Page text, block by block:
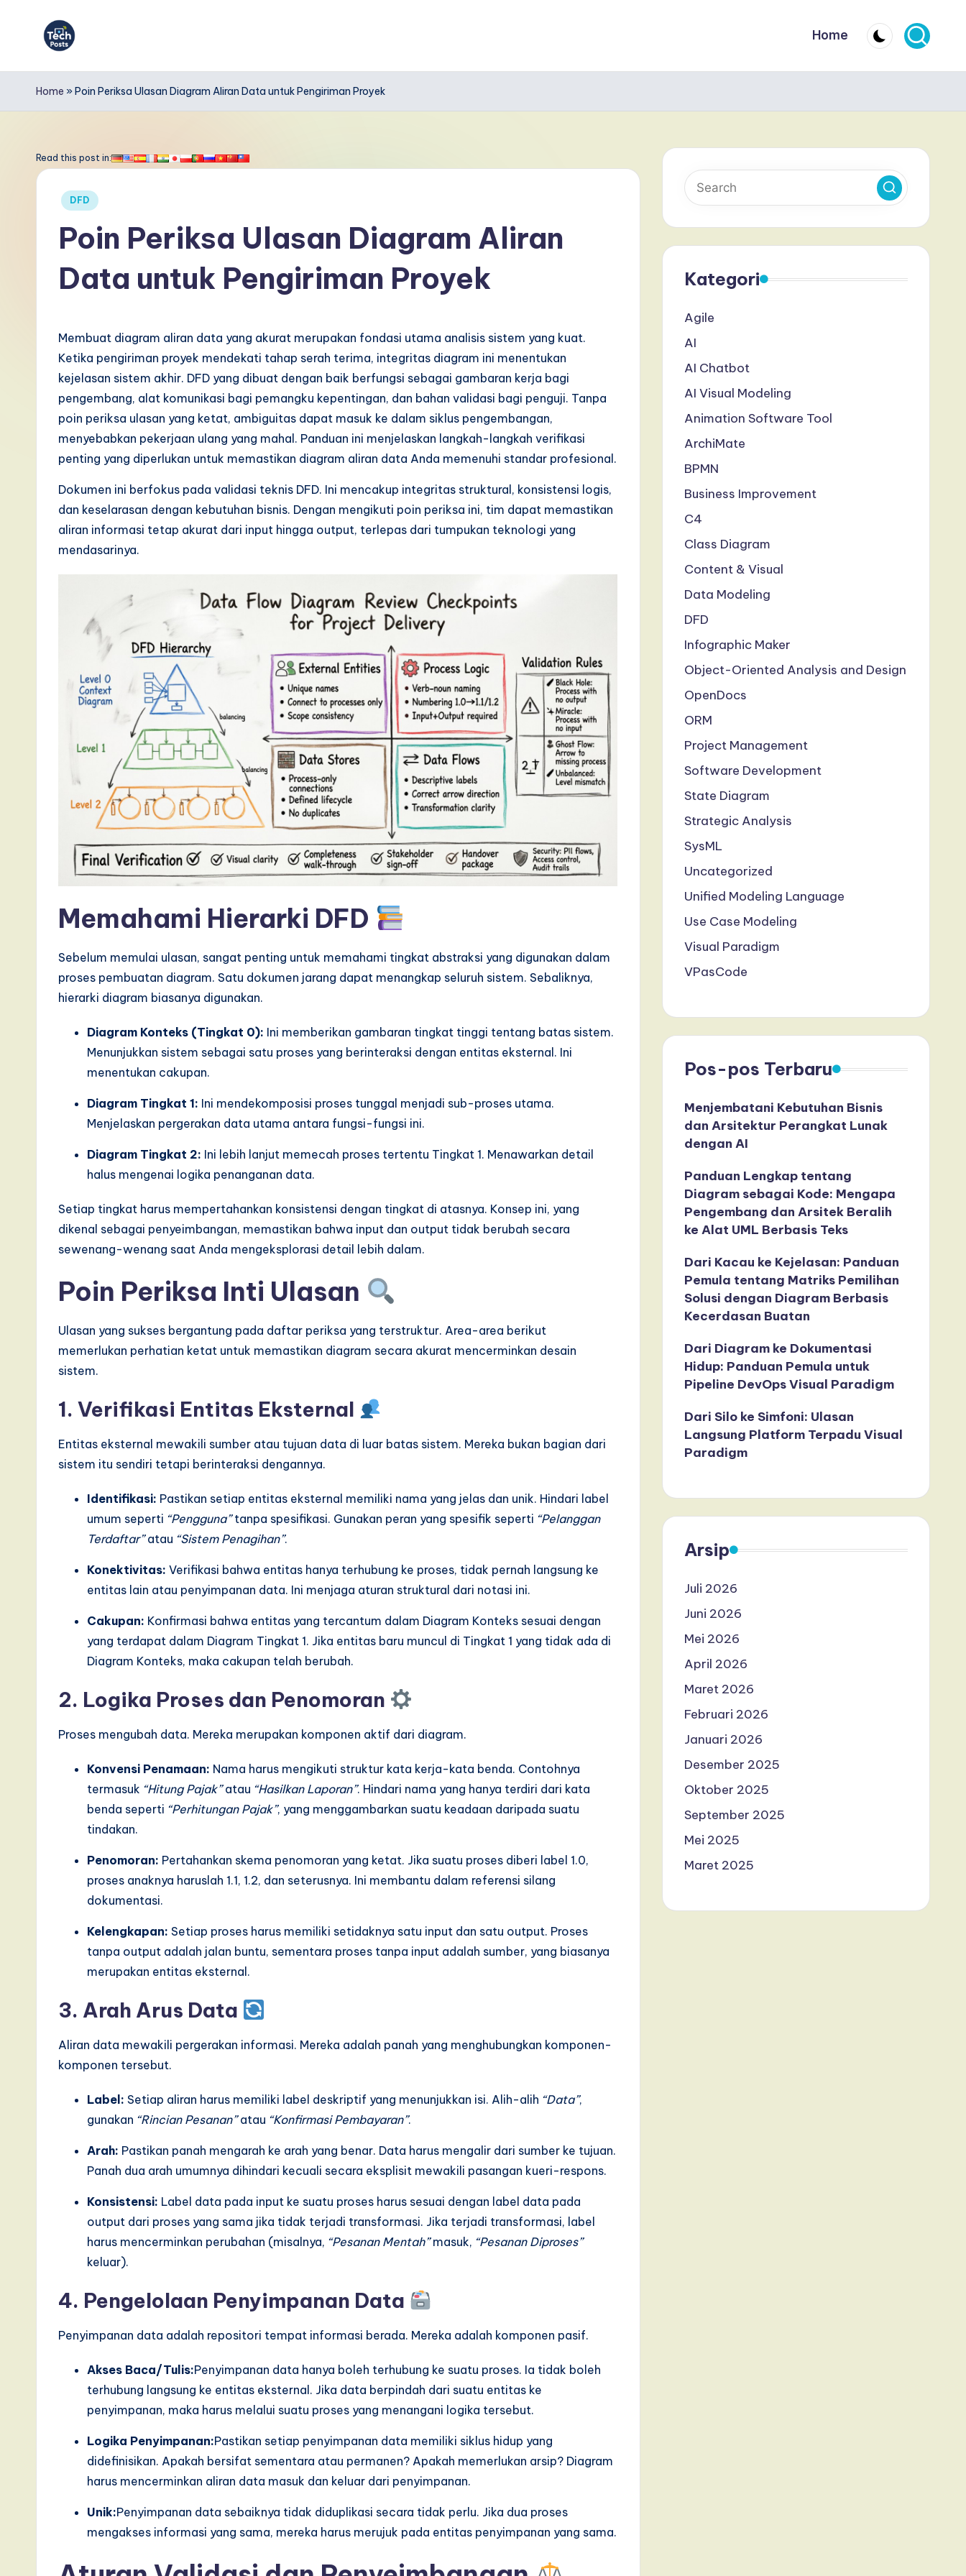
T
e
h
si
w
Home
Home » Poin Periksa Ulasan Diagram Aliran Data untuk Pengiriman Proyek
Read this post in:
Posted
DFD
Poin Periksa Ulasan Diagram Aliran
Data untuk Pengiriman Proyek
Membuat diagram aliran data yang akurat merupakan fondasi utama analisis sistem yang kuat.
Ketika pengiriman proyek mendekati tahap serah terima, integritas diagram ini menentukan
kejelasan sistem akhir. DFD yang dibuat dengan baik berfungsi sebagai gambaran kerja bagi
pengembang, alat komunikasi bagi pemangku kepentingan, dan bahan validasi bagi penguji. Tanpa
poin periksa ulasan yang ketat, ambiguitas dapat masuk ke dalam siklus pengembangan,
menyebabkan pekerjaan ulang yang mahal. Panduan ini menjelaskan langkah-langkah verifikasi
penting yang diperlukan untuk memastikan diagram aliran data Anda memenuhi standar profesional.
Dokumen ini berfokus pada validasi teknis DFD. Ini mencakup integritas struktural, konsistensi logis,
dan keselarasan dengan kebutuhan bisnis. Dengan mengikuti poin periksa ini, tim dapat memastikan
aliran informasi tetap akurat dari input hingga output, terlepas dari tumpukan teknologi yang
mendasarinya.
Memahami Hierarki DFD
Sebelum memulai ulasan, sangat penting untuk memahami tingkat abstraksi yang digunakan dalam
proses pembuatan diagram. Satu dokumen jarang dapat menangkap seluruh sistem. Sebaliknya,
hierarki diagram biasanya digunakan.
Diagram Konteks (Tingkat 0): Ini memberikan gambaran tingkat tinggi tentang batas sistem.
Menunjukkan sistem sebagai satu proses yang berinteraksi dengan entitas eksternal. Ini
menentukan cakupan.
Diagram Tingkat 1: Ini mendekomposisi proses tunggal menjadi sub-proses utama.
Menjelaskan pergerakan data utama antara fungsi-fungsi ini.
Diagram Tingkat 2: Ini lebih lanjut memecah proses tertentu Tingkat 1. Menawarkan detail
halus mengenai logika penanganan data.
Setiap tingkat harus mempertahankan konsistensi dengan tingkat di atasnya. Konsep ini, yang
dikenal sebagai penyeimbangan, memastikan bahwa input dan output tidak berubah secara
sewenang-wenang saat Anda mengeksplorasi detail lebih dalam.
Poin Periksa Inti Ulasan
Ulasan yang sukses bergantung pada daftar periksa yang terstruktur. Area-area berikut
memerlukan perhatian ketat untuk memastikan diagram secara akurat mencerminkan desain
sistem.
1. Verifikasi Entitas Eksternal
Entitas eksternal mewakili sumber atau tujuan data di luar batas sistem. Mereka bukan bagian dari
sistem itu sendiri tetapi berinteraksi dengannya.
Identifikasi: Pastikan setiap entitas eksternal memiliki nama yang jelas dan unik. Hindari label
umum seperti “Pengguna”tanpa spesifikasi. Gunakan peran yang spesifik seperti “Pelanggan
Terdaftar”atau “Sistem Penagihan”.
Konektivitas: Verifikasi bahwa entitas hanya terhubung ke proses, tidak pernah langsung ke
entitas lain atau penyimpanan data. Ini menjaga aturan struktural dari notasi ini.
Cakupan: Konfirmasi bahwa entitas yang tercantum dalam Diagram Konteks sesuai dengan
yang terdapat dalam Diagram Tingkat 1. Jika entitas baru muncul di Tingkat 1 yang tidak ada di
Diagram Konteks, maka cakupan telah berubah.
2. Logika Proses dan Penomoran
Proses mengubah data. Mereka merupakan komponen aktif dari diagram.
Konvensi Penamaan: Nama harus mengikuti struktur kata kerja-kata benda. Contohnya
termasuk “Hitung Pajak”atau “Hasilkan Laporan”. Hindari nama yang hanya terdiri dari kata
benda seperti “Perhitungan Pajak”, yang menggambarkan suatu keadaan daripada suatu
tindakan.
Penomoran: Pertahankan skema penomoran yang ketat. Jika suatu proses diberi label 1.0,
proses anaknya haruslah 1.1, 1.2, dan seterusnya. Ini membantu dalam referensi silang
dokumentasi.
Kelengkapan: Setiap proses harus memiliki setidaknya satu input dan satu output. Proses
tanpa output adalah jalan buntu, sementara proses tanpa input adalah sumber, yang biasanya
merupakan entitas eksternal.
3. Arah Arus Data
Aliran data mewakili pergerakan informasi. Mereka adalah panah yang menghubungkan komponen-
komponen tersebut.
Label: Setiap aliran harus memiliki label deskriptif yang menunjukkan isi. Alih-alih “Data”,
gunakan “Rincian Pesanan”atau “Konfirmasi Pembayaran”.
Arah: Pastikan panah mengarah ke arah yang benar. Data harus mengalir dari sumber ke tujuan.
Panah dua arah umumnya dihindari kecuali secara eksplisit mewakili pasangan kueri-respons.
Konsistensi: Label data pada input ke suatu proses harus sesuai dengan label data pada
output dari proses yang sama jika tidak terjadi transformasi. Jika terjadi transformasi, label
harus mencerminkan perubahan (misalnya, “Pesanan Mentah”masuk, “Pesanan Diproses”
keluar).
4. Pengelolaan Penyimpanan Data
Penyimpanan data adalah repositori tempat informasi berada. Mereka adalah komponen pasif.
Akses Baca/Tulis:Penyimpanan data hanya boleh terhubung ke suatu proses. Ia tidak boleh
terhubung langsung ke entitas eksternal. Jika data berpindah dari suatu entitas ke
penyimpanan, maka harus melalui suatu proses yang menangani logika tersebut.
Logika Penyimpanan:Pastikan setiap penyimpanan data memiliki siklus hidup yang
didefinisikan. Apakah bersifat sementara atau permanen? Apakah memerlukan arsip? Diagram
harus mencerminkan aliran data masuk dan keluar dari penyimpanan.
Unik:Penyimpanan data sebaiknya tidak diduplikasi secara tidak perlu. Jika dua proses
mengakses informasi yang sama, mereka harus merujuk pada entitas penyimpanan yang sama.
Kategori
Agile
AI
AI Chatbot
AI Visual Modeling
Animation Software Tool
ArchiMate
BPMN
Business Improvement
C4
Class Diagram
Content & Visual
Data Modeling
DFD
Infographic Maker
Object-Oriented Analysis and Design
OpenDocs
ORM
Project Management
Software Development
State Diagram
Strategic Analysis
SysML
Uncategorized
Unified Modeling Language
Use Case Modeling
Visual Paradigm
VPasCode
Pos-pos Terbaru
Menjembatani Kebutuhan Bisnis
dan Arsitektur Perangkat Lunak
dengan AI
Panduan Lengkap tentang
Diagram sebagai Kode: Mengapa
Pengembang dan Arsitek Beralih
ke Alat UML Berbasis Teks
Dari Kacau ke Kejelasan: Panduan
Pemula tentang Matriks Pemilihan
Solusi dengan Diagram Berbasis
Kecerdasan Buatan
Dari Diagram ke Dokumentasi
Hidup: Panduan Pemula untuk
Pipeline DevOps Visual Paradigm
Dari Silo ke Simfoni: Ulasan
Langsung Platform Terpadu Visual
Paradigm
Arsip
Juli 2026
Juni 2026
Mei 2026
April 2026
Maret 2026
Februari 2026
Januari 2026
Desember 2025
Oktober 2025
September 2025
Mei 2025
Maret 2025